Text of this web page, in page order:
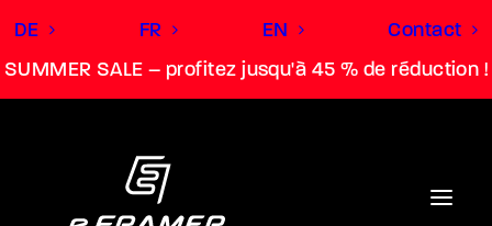
SUMMER SALE – profitez jusqu'à 45 % de réduction !
DE FR EN Contact